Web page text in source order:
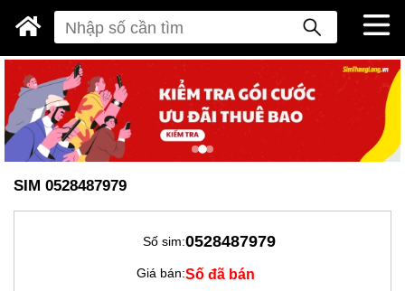
SIM 0528487979
Số sim:0528487979
Giá bán:Số đã bán